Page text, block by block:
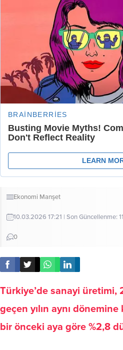
Ekonomi Manşet
10.03.2026 17:21 | Son Güncellenme:
0
Türkiye’de sanayi üretimi,
geçen yılın aynı dönemine
bir önceki aya göre %2,8